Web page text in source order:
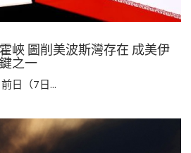
峽 圖削美波斯灣存在 成美伊
之一
日（7日...